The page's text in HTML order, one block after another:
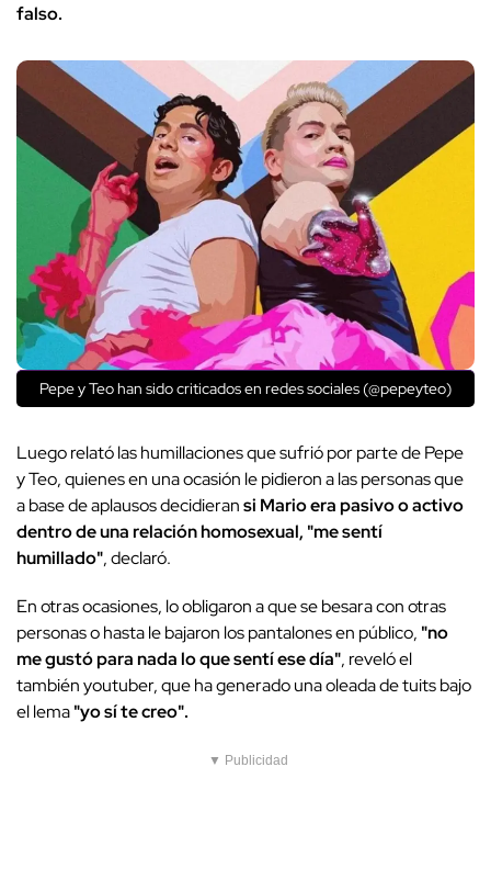
falso.
Pepe y Teo han sido criticados en redes sociales (@pepeyteo)
Luego relató las humillaciones que sufrió por parte de Pepe
y Teo, quienes en una ocasión le pidieron a las personas que
a base de aplausos decidieransi Mario era pasivo o activo
dentro de una relación homosexual, "me sentí
humillado", declaró.
En otras ocasiones, lo obligaron a que se besara con otras
personas o hasta le bajaron los pantalones en público, "no
me gustó para nada lo que sentí ese día", reveló el
también youtuber, que ha generado una oleada de tuits bajo
el lema"yo sí te creo".
▼ Publicidad